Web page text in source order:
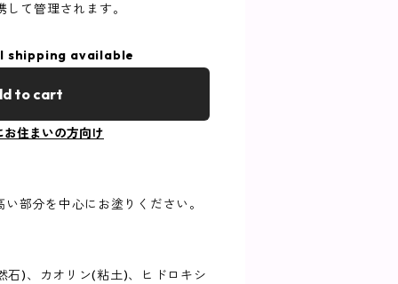
て管理されます。
shipping available
to cart
お住まいの方向け
部分を中心にお塗りください。
石)、カオリン(粘土)、ヒドロキシ